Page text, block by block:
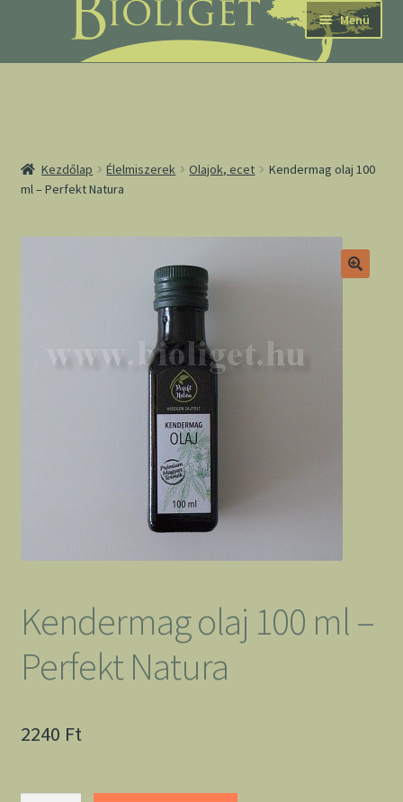
navigációhoz
tartalomba
Menü
Kezdőlap Élelmiszerek Olajok, ecet
Kendermag olaj 100
ml – Perfekt Natura
Kendermag olaj 100 ml –
Perfekt Natura
2240 Ft